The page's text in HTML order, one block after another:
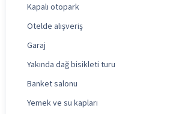
Kapalı otopark
Otelde alışveriş
Garaj
Yakında dağ bisikleti turu
Banket salonu
Yemek ve su kapları